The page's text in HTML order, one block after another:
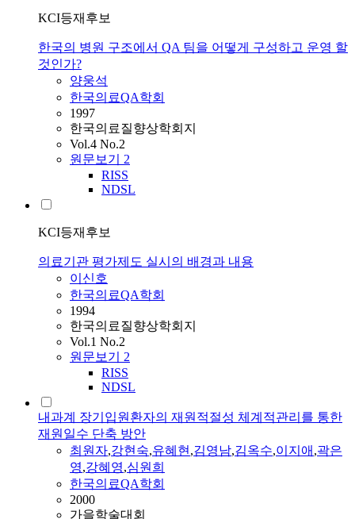
KCI등재후보
한국의 병원 구조에서 QA 팀을 어떻게 구성하고 운영 할
것인가?
양웅석
한국의료QA학회
1997
한국의료질향상학회지
Vol.4 No.2
원문보기 2
RISS
NDSL
KCI등재후보
의료기관 평가제도 실시의 배경과 내용
이신호
한국의료QA학회
1994
한국의료질향상학회지
Vol.1 No.2
원문보기 2
RISS
NDSL
내과계 장기입원환자의 재원적절성 체계적관리를 통한
재원일수 단축 방안
최원자,강현숙,유혜현,김영남,김옥수,이지애 ,곽은
영,강혜영,심원희
한국의료QA학회
2000
가을학술대회